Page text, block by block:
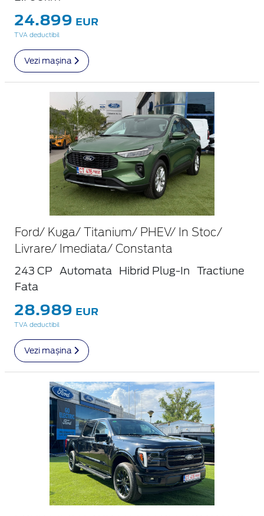
24.899 EUR
TVA deductibil
Vezi mașina
Ford/ Kuga/ Titanium/ PHEV/ In Stoc/
Livrare/ Imediata/ Constanta
243 CP Automata Hibrid Plug-In
Tractiune
Fata
28.989 EUR
TVA deductibil
Vezi mașina